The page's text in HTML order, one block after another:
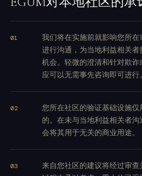
我们将在实施前就影响您所
进行沟通，为当地利益相关
机会。轻微的澄清和针对欺
应可以无需事先咨询即可进行。
您所在社区的验证基础设施仅
的。在未与当地利益相关者
会将其用于无关的商业用途。
来自您社区的建议将经过审